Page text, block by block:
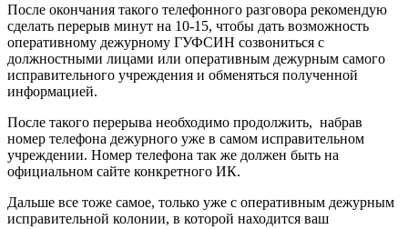
После окончания такого телефонного разговора рекомендую
сделать перерыв минут на 10-15, чтобы дать возможность
оперативному дежурному ГУФСИН созвониться с
должностными лицами или оперативным дежурным самого
исправительного учреждения и обменяться полученной
информацией.
После такого перерыва необходимо продолжить, набрав
номер телефона дежурного уже в самом исправительном
учреждении. Номер телефона так же должен быть на
официальном сайте конкретного ИК.
Дальше все тоже самое, только уже с оперативным дежурным
исправительной колонии, в которой находится ваш